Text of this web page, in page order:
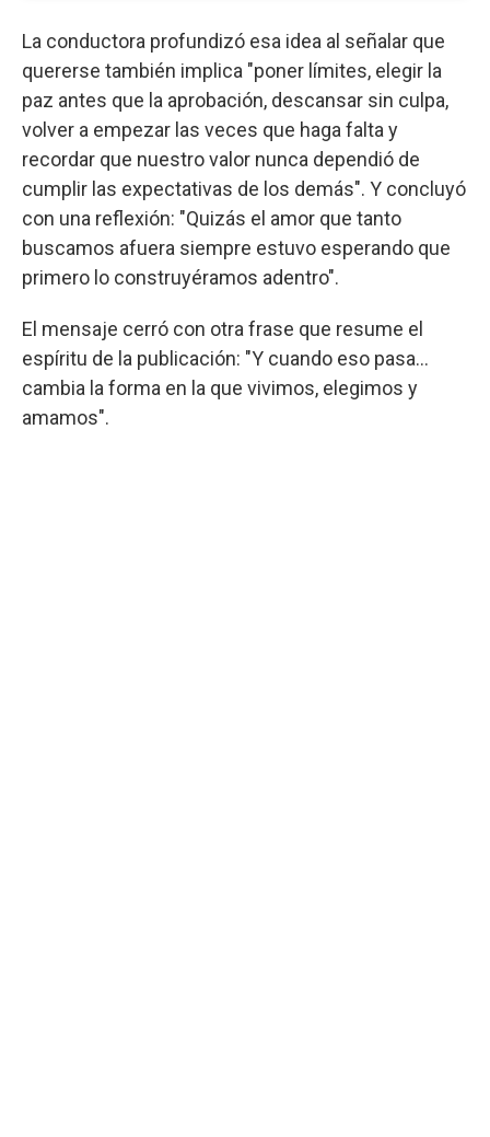
La conductora profundizó esa idea al señalar que
quererse también implica "poner límites, elegir la
paz antes que la aprobación, descansar sin culpa,
volver a empezar las veces que haga falta y
recordar que nuestro valor nunca dependió de
cumplir las expectativas de los demás". Y concluyó
con una reflexión: "Quizás el amor que tanto
buscamos afuera siempre estuvo esperando que
primero lo construyéramos adentro".
El mensaje cerró con otra frase que resume el
espíritu de la publicación: "Y cuando eso pasa...
cambia la forma en la que vivimos, elegimos y
amamos".